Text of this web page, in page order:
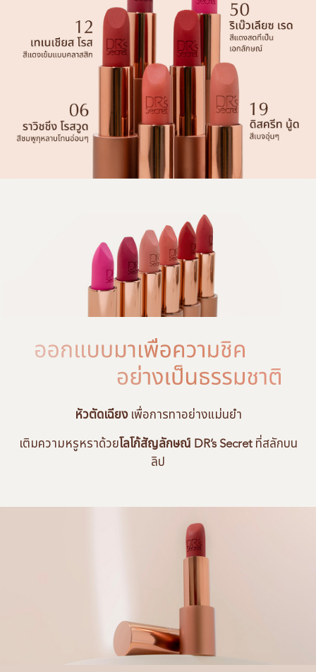
หัวตัดเฉียงเพื่อการทาอย่างแม่นยำ
เติมความหรูหราด้วยโลโก้สัญลักษณ์ DR’s Secretที่สลักบน
ลิป